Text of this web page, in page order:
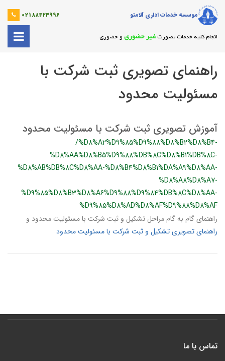
موسسه خدمات اداری آلامتو 02188423996
انجام کلیه خدمات بصورتغیر حضوری و حضوری
راهنمای تصویری ثبت شرکت با
مسئولیت محدود
آموزش تصویری ثبت شرکت با مسئولیت محدود
/%D8%A2%D9%85%D9%88%D8%B2%D8%B4-
%D8%AA%D8%B5%D9%88%DB%8C%D8%B1%DB%8C-
%D8%AB%DB%8C%D8%AA-%D8%B4%D8%B1%DA%A9%D8%AA-
%D8%A8%D8%A7-
%D9%85%D8%B3%D8%A6%D9%88%D9%84%DB%8C%D8%AA-
%D9%85%D8%AD%D8%AF%D9%88%D8%AF
راهنمای گام به گام مراحل تشکیل و ثبت شرکت با مسئولیت محدود و
راهنمای تصویری تشکیل و ثبت شرکت با مسئولیت محدود
تماس با ما